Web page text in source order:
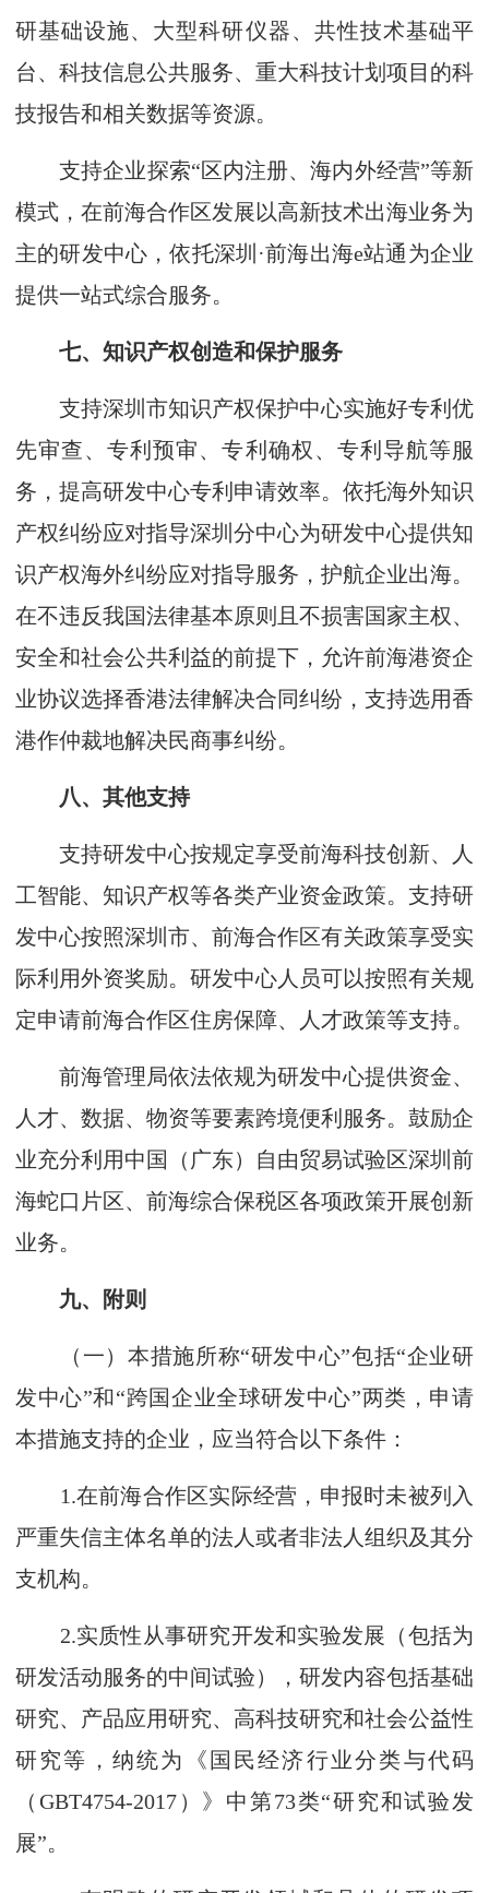
研基础设施、大型科研仪器、共性技术基础平
台、科技信息公共服务、重大科技计划项目的科
技报告和相关数据等资源。
支持企业探索“区内注册、海内外经营”等新
模式，在前海合作区发展以高新技术出海业务为
主的研发中心，依托深圳·前海出海e站通为企业
提供一站式综合服务。
七、知识产权创造和保护服务
支持深圳市知识产权保护中心实施好专利优
先审查、专利预审、专利确权、专利导航等服
务，提高研发中心专利申请效率。依托海外知识
产权纠纷应对指导深圳分中心为研发中心提供知
识产权海外纠纷应对指导服务，护航企业出海。
在不违反我国法律基本原则且不损害国家主权、
安全和社会公共利益的前提下，允许前海港资企
业协议选择香港法律解决合同纠纷，支持选用香
港作仲裁地解决民商事纠纷。
八、其他支持
支持研发中心按规定享受前海科技创新、人
工智能、知识产权等各类产业资金政策。支持研
发中心按照深圳市、前海合作区有关政策享受实
际利用外资奖励。研发中心人员可以按照有关规
定申请前海合作区住房保障、人才政策等支持。
前海管理局依法依规为研发中心提供资金、
人才、数据、物资等要素跨境便利服务。鼓励企
业充分利用中国（广东）自由贸易试验区深圳前
海蛇口片区、前海综合保税区各项政策开展创新
业务。
九、附则
（一）本措施所称“研发中心”包括“企业研
发中心”和“跨国企业全球研发中心”两类，申请
本措施支持的企业，应当符合以下条件：
1.在前海合作区实际经营，申报时未被列入
严重失信主体名单的法人或者非法人组织及其分
支机构。
2.实质性从事研究开发和实验发展（包括为
研发活动服务的中间试验），研发内容包括基础
研究、产品应用研究、高科技研究和社会公益性
研究等，纳统为《国民经济行业分类与代码
（GBT4754-2017）》中第73类“研究和试验发
展”。